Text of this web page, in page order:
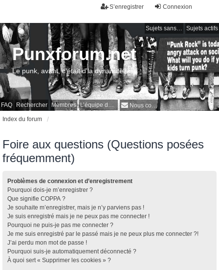
Connexion
S’enregistrer
Sujets sans réponse Sujets actifs
FAQ Rechercher Membres L’équipe du forum Nous contacter
Punxforum.net
Le punk, avant, c'était d'la dynamite !
Index du forum
Foire aux questions (Questions posées
fréquemment)
Problèmes de connexion et d’enregistrement
Pourquoi dois-je m’enregistrer ?
Que signifie COPPA ?
Je souhaite m’enregistrer, mais je n’y parviens pas !
Je suis enregistré mais je ne peux pas me connecter !
Pourquoi ne puis-je pas me connecter ?
Je me suis enregistré par le passé mais je ne peux plus me connecter ?!
J’ai perdu mon mot de passe !
Pourquoi suis-je automatiquement déconnecté ?
À quoi sert « Supprimer les cookies » ?